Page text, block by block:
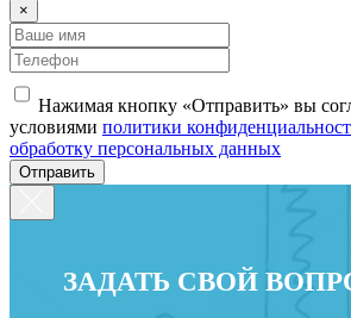
×
Нажимая кнопку «Отправить» вы
условиями политики
обработку персональных данных
Отправить
ЗАДАТЬ СВОЙ